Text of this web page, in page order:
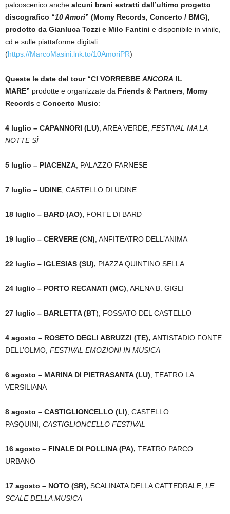
palcoscenico anche alcuni brani estratti dall’ultimo progetto
discografico “10 Amori” (Momy Records, Concerto / BMG),
prodotto da Gianluca Tozzi e Milo Fantini e disponibile in vinile,
cd e sulle piattaforme digitali
(https://MarcoMasini.lnk.to/10AmoriPR)
Queste le date del tour “CI VORREBBE ANCORA IL
MARE” prodotte e organizzate da Friends & Partners Momy
Records e Concerto Music:
4 luglio – CAPANNORI (LU) , AREA VERDE, FESTIVAL MA LA
NOTTE SÌ
5 luglio – PIACENZA , PALAZZO FARNESE
7 luglio – UDINE , CASTELLO DI UDINE
18 luglio – BARD (AO), FORTE DI BARD
19 luglio – CERVERE (CN) , ANFITEATRO DELL’ANIMA
22 luglio – IGLESIAS (SU), PIAZZA QUINTINO SELLA
24 luglio – PORTO RECANATI (MC) , ARENA B. GIGLI
27 luglio – BARLETTA (BT), FOSSATO DEL CASTELLO
4 agosto – ROSETO DEGLI ABRUZZI (TE), ANTISTADIO FONTE
DELL’OLMO, FESTIVAL EMOZIONI IN MUSICA
6 agosto – MARINA DI PIETRASANTA (LU) , TEATRO LA
VERSILIANA
8 agosto – CASTIGLIONCELLO (LI) , CASTELLO
PASQUINI, CASTIGLIONCELLO FESTIVAL
16 agosto – FINALE DI POLLINA (PA), TEATRO PARCO
URBANO
17 agosto – NOTO (SR), SCALINATA DELLA CATTEDRALE, LE
SCALE DELLA MUSICA